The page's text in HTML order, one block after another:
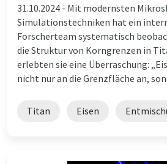
31.10.2024 - Mit modernsten
Simulationstechniken hat ein
Forscherteam systematisch
die Struktur von Korngrenzen in
erlebten sie eine Überraschung:
nicht nur an die Grenzfläche an,
Titan Eisen